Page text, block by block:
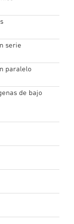
serie
paralelo
de bajo